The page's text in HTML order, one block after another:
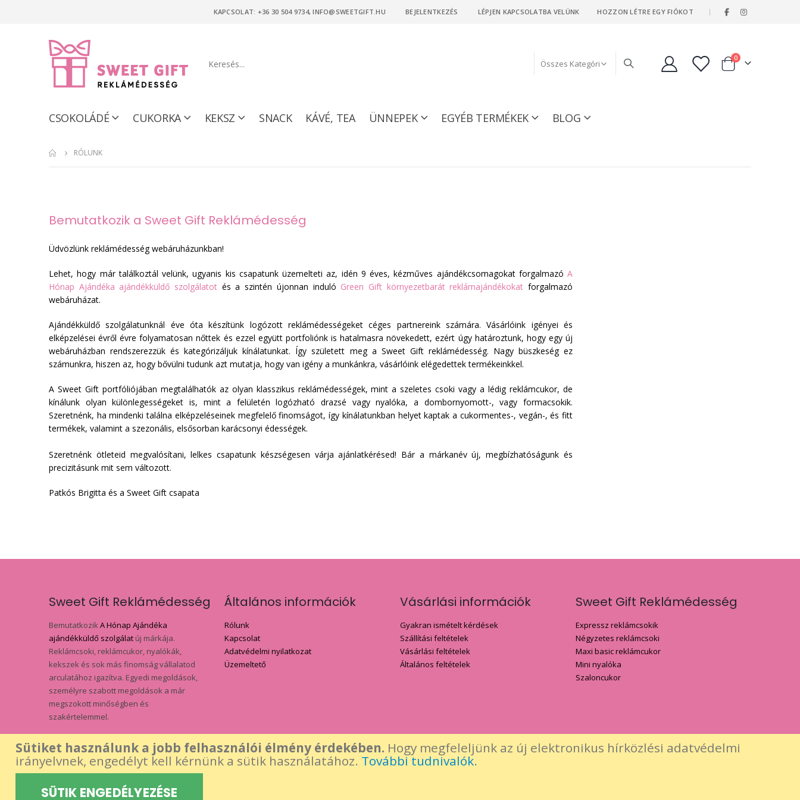
Sütiket használunk a jobb felhasználói élmény érdekében. Hogy megfeleljünk az új elektronikus hírközlési adatvédelmi
irányelvnek, engedélyt kell kérnünk a sütik használatához. További tudnivalók.
SÜTIK ENGEDÉLYEZÉSE
KAPCSOLAT: +36 30 504 9734, INFO@SWEETGIFT.HU BEJELENTKEZÉS LÉPJEN KAPCSOLATBA VELÜNK HOZZON LÉTRE EGY FIÓKOT |
Kosár
0tételeket
CSOKOLÁDÉ CUKORKA KEKSZ SNACK KÁVÉ, TEA ÜNNEPEK EGYÉB TERMÉKEK BLOG
RÓLUNK
Bemutatkozik a Sweet Gift Reklámédesség
Üdvözlünk reklámédesség webáruházunkban!
Lehet, hogy már találkoztál velünk, ugyanis kis csapatunk üzemelteti az, idén 9 éves, kézműves ajándékcsomagokat forgalmazó A
Hónap Ajándéka ajándékküldő szolgálatot és a szintén újonnan induló Green Gift környezetbarát reklámajándékokat forgalmazó
webáruházat.
Ajándékküldő szolgálatunknál éve óta készítünk logózott reklámédességeket céges partnereink számára. Vásárlóink igényei és
elképzelései évről évre folyamatosan nőttek és ezzel együtt portfoliónk is hatalmasra növekedett, ezért úgy határoztunk, hogy egy új
webáruházban rendszerezzük és kategórizáljuk kínálatunkat. Így született meg a Sweet Gift reklámédesség. Nagy büszkeség ez
számunkra, hiszen az, hogy bővülni tudunk azt mutatja, hogy van igény a munkánkra, vásárlóink elégedettek termékeinkkel.
A Sweet Gift portfóliójában megtalálhatók az olyan klasszikus reklámédességek, mint a szeletes csoki vagy a lédig reklámcukor, de
kínálunk olyan különlegességeket is, mint a felületén logózható drazsé vagy nyalóka, a dombornyomott-, vagy formacsokik.
Szeretnénk, ha mindenki találna elképzeléseinek megfelelő finomságot, így kínálatunkban helyet kaptak a cukormentes-, vegán-, és fitt
termékek, valamint a szezonális, elsősorban karácsonyi édességek.
Szeretnénk ötleteid megvalósítani, lelkes csapatunk készségesen várja ajánlatkérésed! Bár a márkanév új, megbízhatóságunk és
precizitásunk mit sem változott.
Patkós Brigitta és a Sweet Gift csapata
Sweet Gift Reklámédesség
BemutatkozikA Hónap Ajándéka
ajándékküldő szolgálat új márkája.
Reklámcsoki, reklámcukor, nyalókák,
kekszek és sok más finomság vállalatod
arculatához igazítva. Egyedi megoldások,
személyre szabott megoldások a már
megszokott minőségben és
szakértelemmel.
Általános információk
Rólunk
Kapcsolat
Adatvédelmi nyilatkozat
Üzemeltető
Vásárlási információk
Gyakran ismételt kérdések
Szállítási feltételek
Vásárlási feltételek
Általános feltételek
Sweet Gift Reklámédesség
Expressz reklámcsokik
Négyzetes reklámcsoki
Maxi basic reklámcukor
Mini nyalóka
Szaloncukor
Az oldalon található összes tartalom - beleértve a Sweet Gift logó, képek és tartalmi elemek - felhasználásához a készítő előzetes, írásos engedélye szükséges.